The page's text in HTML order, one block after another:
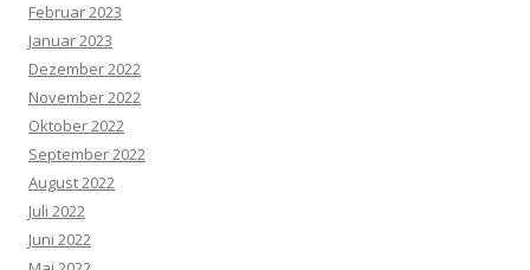
Februar 2023
Januar 2023
Dezember 2022
November 2022
Oktober 2022
September 2022
August 2022
Juli 2022
Juni 2022